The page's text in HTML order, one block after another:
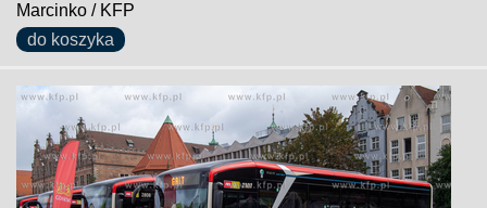
Marcinko / KFP
do koszyka